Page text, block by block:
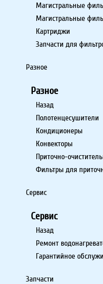
Магистральные
Магистральные
Картриджи
Запчасти для
Разное
Разное
Назад
Полотенцесушители
Кондиционеры
Конвекторы
Приточно-
Фильтры для
Сервис
Сервис
Назад
Ремонт
Гарантийное
Запчасти